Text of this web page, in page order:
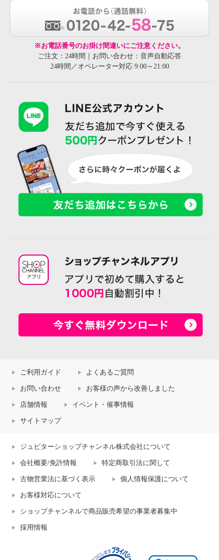
※お電話番号のお掛け間違いにご注意ください。
ご注文：24時間｜お問い合わせ：音声自動応答
24時間／オペレーター対応 9:00～21:00
ご利用ガイド よくあるご質問
お問い合わせ お客様の声から改善しました
店舗情報 イベント・催事情報
サイトマップ
ジュピターショップチャンネル株式会社について
会社概要/免許情報 特定商取引法に関して
古物営業法に基づく表示 個人情報保護について
お客様対応について
ショップチャンネルで商品販売希望の事業者募集中
採用情報